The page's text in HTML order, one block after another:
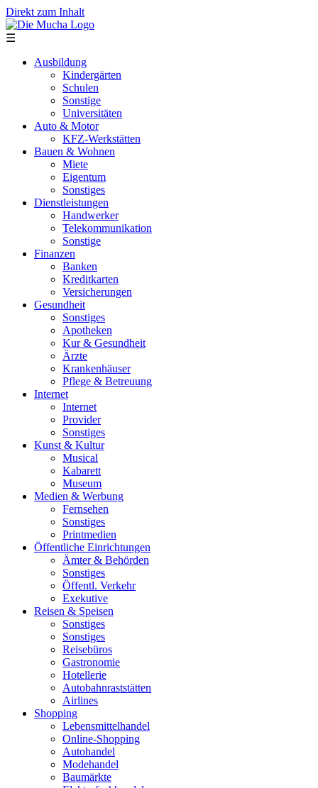
Direkt zum Inhalt
☰
Ausbildung
Kindergärten
Schulen
Sonstige
Universitäten
Auto & Motor
KFZ-Werkstätten
Bauen & Wohnen
Miete
Eigentum
Sonstiges
Dienstleistungen
Handwerker
Telekommunikation
Sonstige
Finanzen
Banken
Kreditkarten
Versicherungen
Gesundheit
Sonstiges
Apotheken
Kur & Gesundheit
Ärzte
Krankenhäuser
Pflege & Betreuung
Internet
Internet
Provider
Sonstiges
Kunst & Kultur
Musical
Kabarett
Museum
Medien & Werbung
Fernsehen
Sonstiges
Printmedien
Öffentliche Einrichtungen
Ämter & Behörden
Sonstiges
Öffentl. Verkehr
Exekutive
Reisen & Speisen
Sonstiges
Sonstiges
Reisebüros
Gastronomie
Hotellerie
Autobahnraststätten
Airlines
Shopping
Lebensmittelhandel
Online-Shopping
Autohandel
Modehandel
Baumärkte